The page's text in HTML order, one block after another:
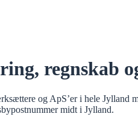
regnskab
og ApS’er i hele
midt i Jylland.